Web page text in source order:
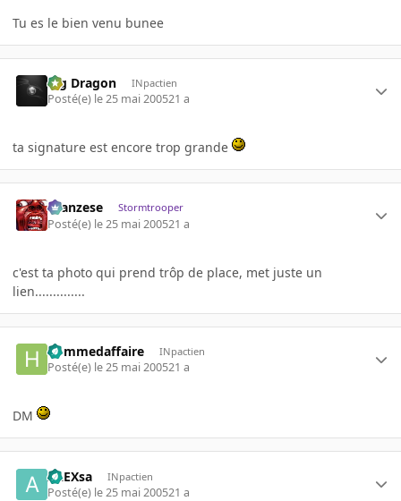
Tu es le bien venu bunee
Big Dragon INpactien
Posté(e) le 25 mai 200521 a
ta signature est encore trop grande
ilcanzese Stormtrooper
Posté(e) le 25 mai 200521 a
c'est ta photo qui prend trôp de place, met juste un
lien..............
hommedaffaire INpactien
Posté(e) le 25 mai 200521 a
DM
ALEXsa INpactien
Posté(e) le 25 mai 200521 a